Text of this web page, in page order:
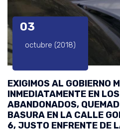
03
octubre (2018)
EXIGIMOS AL GOBIERNO
INMEDIATAMENTE EN
ABANDONADOS,
BASURA EN LA CALLE
6, JUSTO ENFRENTE DE